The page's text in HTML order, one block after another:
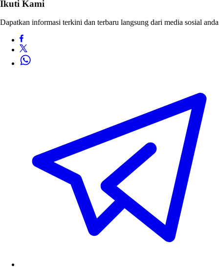
Ikuti Kami
Dapatkan informasi terkini dan terbaru langsung dari media sosial anda